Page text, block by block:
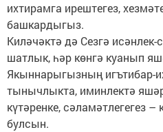
ихтирамга ирештегез,
башкардыгыз.
Киләчәктә дә Сезгә
шатлык, һәр көнгә куанып
Якыннарыгызның игътибар-
тынычлыкта, иминлектә
күтәренке, сәламәтлегегез
булсын.